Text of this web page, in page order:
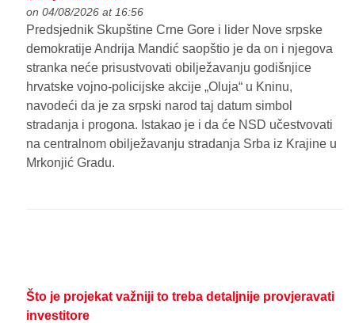
on 04/08/2026 at 16:56
Predsjednik Skupštine Crne Gore i lider Nove srpske
demokratije Andrija Mandić saopštio je da on i njegova
stranka neće prisustvovati obilježavanju godišnjice
hrvatske vojno-policijske akcije „Oluja“ u Kninu,
navodeći da je za srpski narod taj datum simbol
stradanja i progona. Istakao je i da će NSD učestvovati
na centralnom obilježavanju stradanja Srba iz Krajine u
Mrkonjić Gradu.
Što je projekat važniji to treba detaljnije provjeravati
investitore